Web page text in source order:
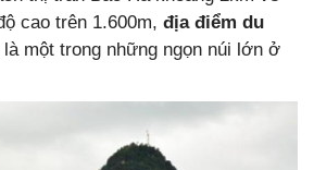
cao trên 1.600m, địa điểm du
một trong những ngọn núi lớn ở